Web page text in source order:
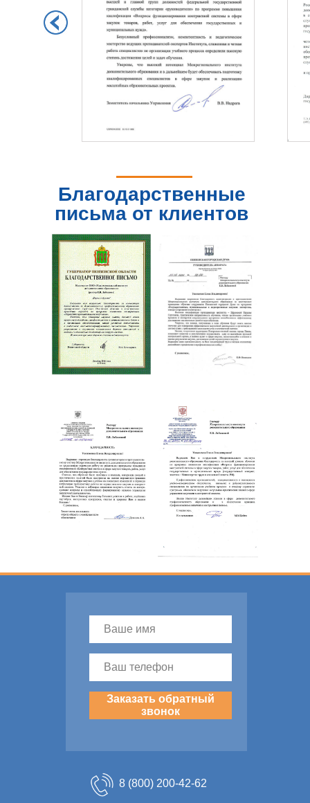
Благодарственные
письма от клиентов
8 (800) 200-42-62
Заказать обратный
звонок